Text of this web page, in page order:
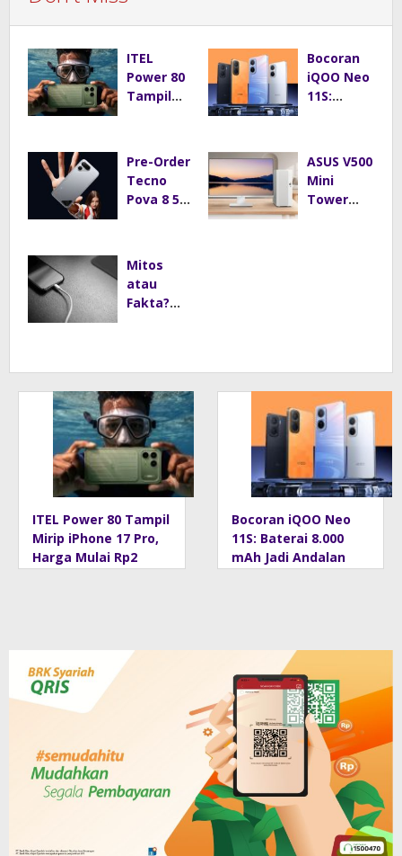
ITEL
Power 80
Tampil
Harga
Mulai Rp2
Jutaan
Bocoran
iQOO Neo
11S:
Andalan
Pre-Order
Tecno
Pova 8 5G
Layar
144Hz dan
Baterai
8.000 mAh
ASUS V500
Mini
Tower
Modern
Mitos
atau
Fakta?
Ponsel
Cepat
Rusak
ITEL Power 80 Tampil
Mirip iPhone 17 Pro,
Harga Mulai Rp2
Bocoran iQOO Neo
11S: Baterai 8.000
mAh Jadi Andalan